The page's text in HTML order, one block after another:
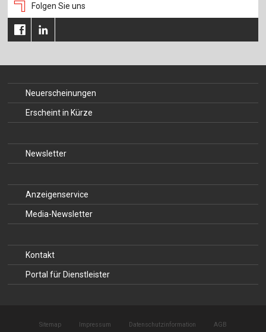
Folgen Sie uns
Neuerscheinungen
Erscheint in Kürze
Newsletter
Anzeigenservice
Media-Newsletter
Kontakt
Portal für Dienstleister
Sitemap Impressum Datenschutzinformation AGB